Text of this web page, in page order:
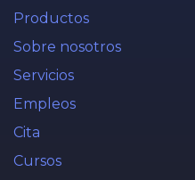
Productos
Sobre nosotros
Servicios
Empleos
Cita
Cursos